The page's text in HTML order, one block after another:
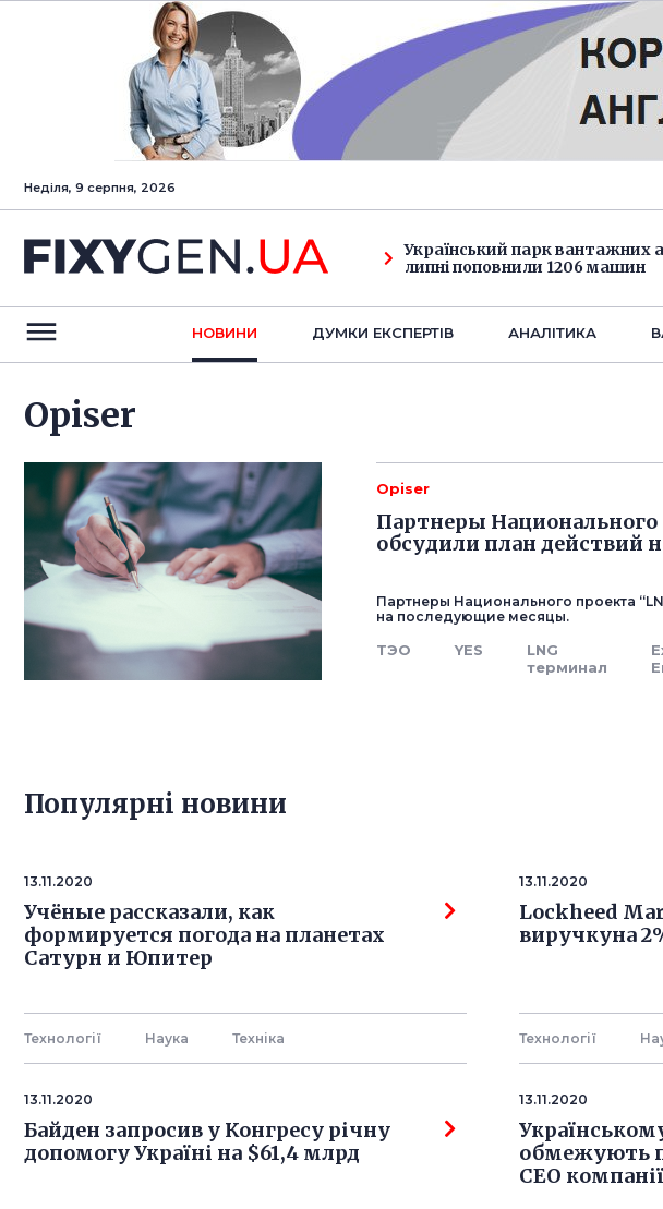
Неділя, 9 серпня, 2026
Український парк вантажних
липні поповнили 1206 машин
НОВИНИ ДУМКИ ЕКСПЕРТIВ АНАЛIТИКА
Оpiser
Оpiser
Партнеры Национального
обсудили план действий
Партнеры Национального проекта
на последующие месяцы.
ТЭО YES
LNG
терминал
Популярнi новини
13.11.2020
Учёные рассказали, как
формируется погода на планетах
Сатурн и Юпитер
Технології Наука Технiка
13.11.2020
Lockheed
виручкуна
Технології
13.11.2020
Байден запросив у Конгресу річну
допомогу Україні на $61,4 млрд
13.11.2020
обмежують
СЕО компанії